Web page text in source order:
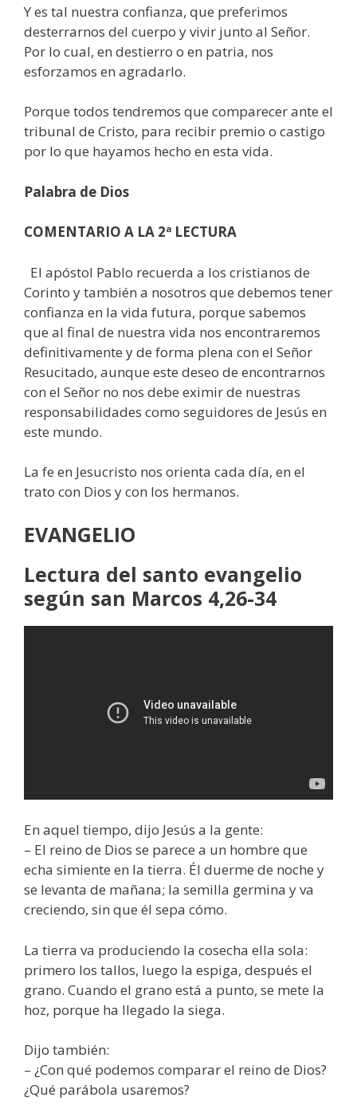
Y es tal nuestra confianza, que preferimos
desterrarnos del cuerpo y vivir junto al Señor.
Por lo cual, en destierro o en patria, nos
esforzamos en agradarlo.
Porque todos tendremos que comparecer ante el
tribunal de Cristo, para recibir premio o castigo
por lo que hayamos hecho en esta vida.
Palabra de Dios
COMENTARIO A LA 2ª LECTURA
El apóstol Pablo recuerda a los cristianos de
Corinto y también a nosotros que debemos tener
confianza en la vida futura, porque sabemos
que al final de nuestra vida nos encontraremos
definitivamente y de forma plena con el Señor
Resucitado, aunque este deseo de encontrarnos
con el Señor no nos debe eximir de nuestras
responsabilidades como seguidores de Jesús en
este mundo.
La fe en Jesucristo nos orienta cada día, en el
trato con Dios y con los hermanos.
EVANGELIO
Lectura del santo evangelio
según san Marcos 4,26-34
En aquel tiempo, dijo Jesús a la gente:
– El reino de Dios se parece a un hombre que
echa simiente en la tierra. Él duerme de noche y
se levanta de mañana; la semilla germina y va
creciendo, sin que él sepa cómo.
La tierra va produciendo la cosecha ella sola:
primero los tallos, luego la espiga, después el
grano. Cuando el grano está a punto, se mete la
hoz, porque ha llegado la siega.
Dijo también:
– ¿Con qué podemos comparar el reino de Dios?
¿Qué parábola usaremos?